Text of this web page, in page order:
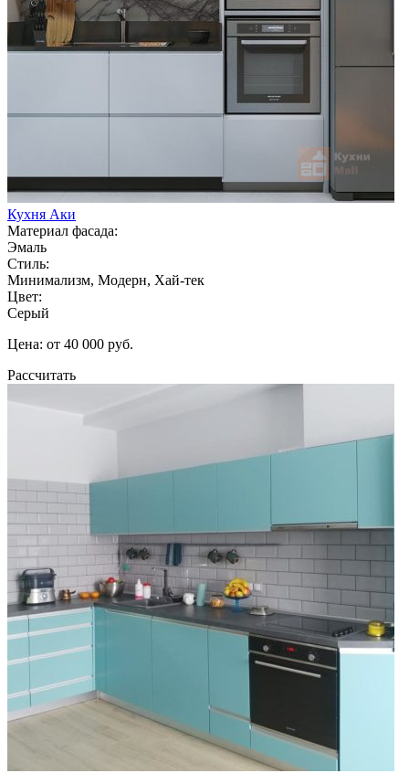
Кухня Аки
Материал фасада:
Эмаль
Стиль:
Минимализм, Модерн, Хай-тек
Цвет:
Серый
Цена: от 40 000 руб.
Рассчитать